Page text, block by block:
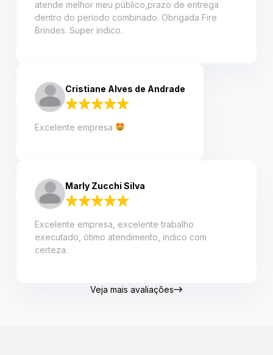
atende melhor meu público,prazo de entrega
dentro do período combinado. Obrigada Fire
Brindes. Super indico.
Cristiane Alves de Andrade
Excelente empresa
Marly Zucchi Silva
Excelente empresa, excelente trabalho
executado, ótimo atendimento, indico com
certeza.
Veja mais avaliações